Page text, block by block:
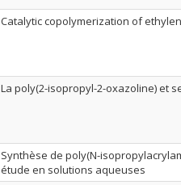
Catalytic copolymerization of
La poly(2-isopropyl-2-oxazoline) et
Synthèse de poly(N-
étude en solutions aqueuses